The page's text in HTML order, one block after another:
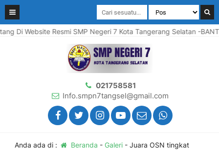
Resmi SMP Negeri 7 Kota Tangerang Selatan -BANTEN
021758581
Info.smpn7tangsel@gmail.com
Anda ada di : Beranda - Galeri- Juara OSN tingkat